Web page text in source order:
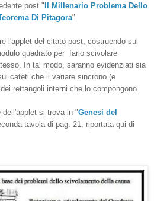
post " Il Millenario Problema Dello
Di Pitagora".
l'applet del citato post, costruendo sul
quadrato per farlo scivolare
In tal modo, saranno evidenziati sia
cateti che il variare sincrono (e
rettangoli interni che lo compongono.
dell'applet si trova in "Genesi del
tavola di pag. 21, riportata qui di